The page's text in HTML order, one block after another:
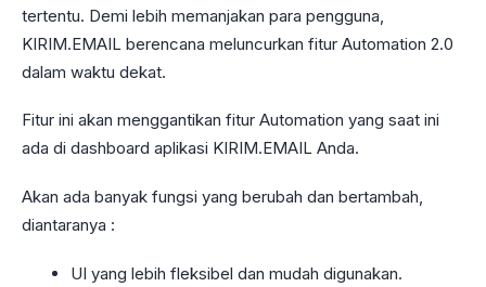
tertentu. Demi lebih memanjakan para pengguna,
KIRIM.EMAIL berencana meluncurkan fitur Automation 2.0
dalam waktu dekat.
Fitur ini akan menggantikan fitur Automation yang saat ini
ada di dashboard aplikasi KIRIM.EMAIL Anda.
Akan ada banyak fungsi yang berubah dan bertambah,
diantaranya :
UI yang lebih fleksibel dan mudah digunakan.